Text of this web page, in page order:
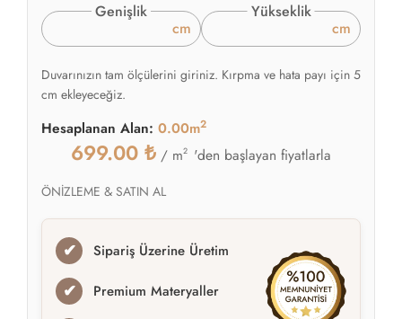
Genişlik
cm
Yükseklik
cm
Duvarınızın tam ölçülerini giriniz. Kırpma ve hata payı için 5
cm ekleyeceğiz.
Hesaplanan Alan: 0.00m2
699.00 ₺ / m2 'den başlayan fiyatlarla
ÖNİZLEME & SATIN AL
✔ Sipariş Üzerine Üretim
✔ Premium Materyaller